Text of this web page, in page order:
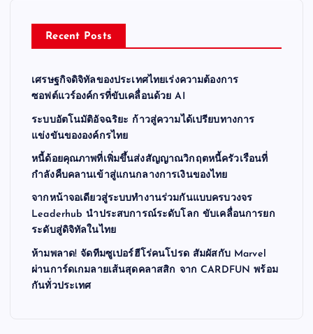
Recent Posts
เศรษฐกิจดิจิทัลของประเทศไทยเร่งความต้องการ
ซอฟต์แวร์องค์กรที่ขับเคลื่อนด้วย AI
ระบบอัตโนมัติอัจฉริยะ ก้าวสู่ความได้เปรียบทางการ
แข่งขันขององค์กรไทย
หนี้ด้อยคุณภาพที่เพิ่มขึ้นส่งสัญญาณวิกฤตหนี้ครัวเรือนที่
กำลังคืบคลานเข้าสู่แกนกลางการเงินของไทย
จากหน้าจอเดียวสู่ระบบทำงานร่วมกันแบบครบวงจร
Leaderhub นำประสบการณ์ระดับโลก ขับเคลื่อนการยก
ระดับสู่ดิจิทัลในไทย
ห้ามพลาด! จัดทีมซูเปอร์ฮีโร่คนโปรด สัมผัสกับ Marvel
ผ่านการ์ดเกมลายเส้นสุดคลาสสิก จาก CARDFUN พร้อม
กันทั่วประเทศ